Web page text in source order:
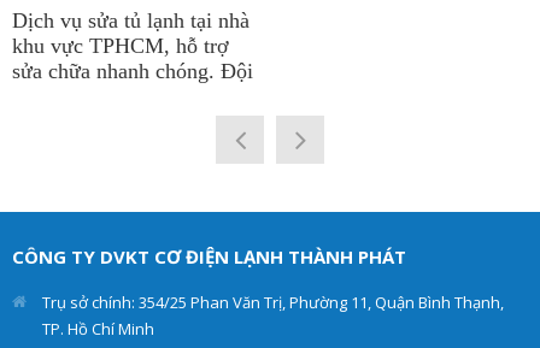
Dịch vụ sửa tủ lạnh tại nhà
khu vực TPHCM, hỗ trợ
sửa chữa nhanh chóng. Đội
Điện Lạnh
lâu năm trong nghề. Chẩn
nhất. Giúp cho tủ lạnh
của khách hàng hoạt động
hiệu quả và an toàn.
CÔNG TY DVKT CƠ ĐIỆN LẠNH THÀNH PHÁT
Trụ sở chính: 354/25 Phan Văn Trị, Phường 11, Quận Bình Thạnh,
TP. Hồ Chí Minh